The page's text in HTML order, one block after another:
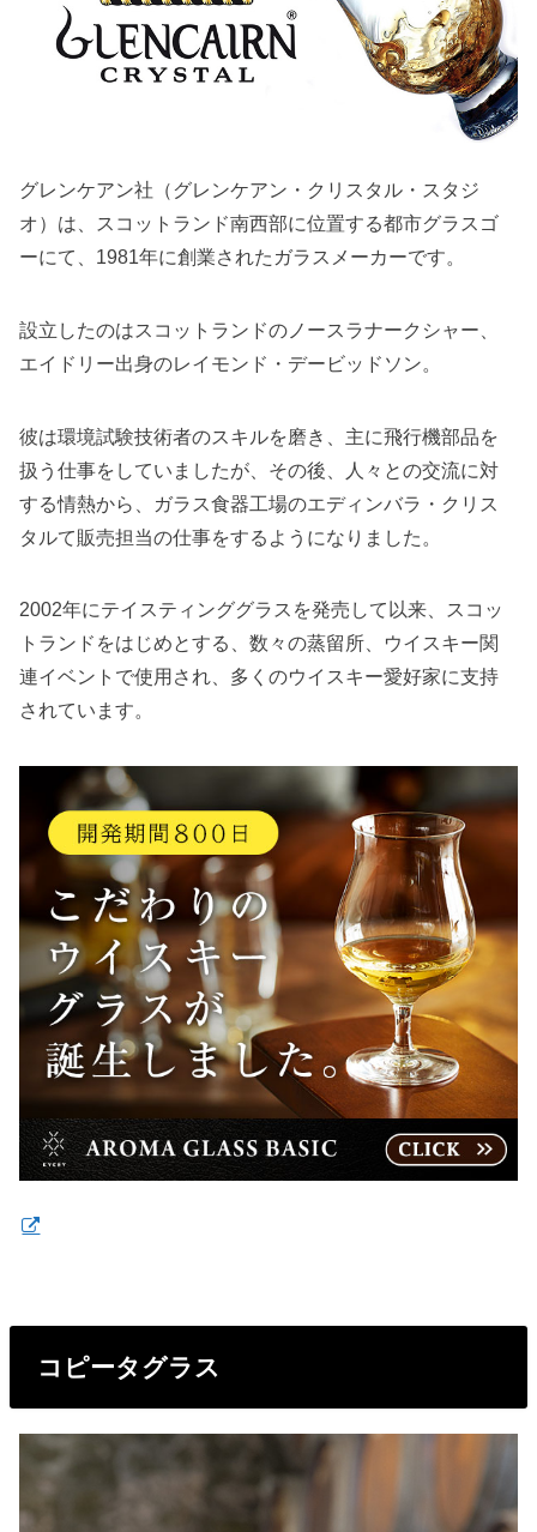
グレンケアン社（グレンケアン・クリスタル・スタジ
オ）は、スコットランド南西部に位置する都市グラスゴ
ーにて、1981年に創業されたガラスメーカーです。
設立したのはスコットランドのノースラナークシャー、
エイドリー出身のレイモンド・デービッドソン。
彼は環境試験技術者のスキルを磨き、主に飛行機部品を
扱う仕事をしていましたが、その後、人々との交流に対
する情熱から、ガラス食器工場のエディンバラ・クリス
タルて販売担当の仕事をするようになりました。
2002年にテイスティンググラスを発売して以来、スコッ
トランドをはじめとする、数々の蒸留所、ウイスキー関
連イベントで使用され、多くのウイスキー愛好家に支持
されています。
コピータグラス